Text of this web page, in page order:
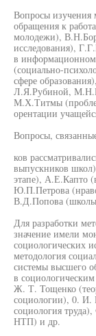
Вопросы изучения
обращения к
молодежи),
исследования),
в
(социально-
сфере
Л.Я.Рубиной,
М.Х.Титмы
орентации
Вопросы,
ков
выпускников
этапе), А.Е.Капто
Ю.П.Петрова
В.Д.Попова
Для разработки
значение имели
социологических
методология
системы высшего
в
Ж. Т. Тощенко
социологии), 0. И.
социология
НТП) и др.